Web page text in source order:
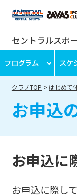
セントラルスポ
プログラム スケ
クラブTOP はじめて
お申込
お申込に
お申込に際し